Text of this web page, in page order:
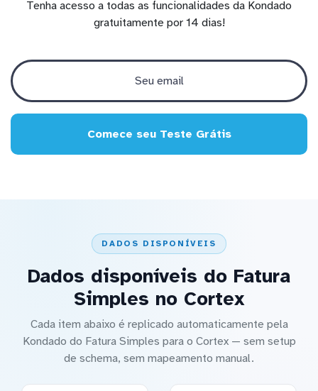
Tenha acesso a todas as funcionalidades da Kondado
gratuitamente por 14 dias!
Comece seu Teste Grátis
DADOS DISPONÍVEIS
Dados disponíveis do Fatura
Simples no Cortex
Cada item abaixo é replicado automaticamente pela
Kondado do Fatura Simples para o Cortex — sem setup
de schema, sem mapeamento manual.